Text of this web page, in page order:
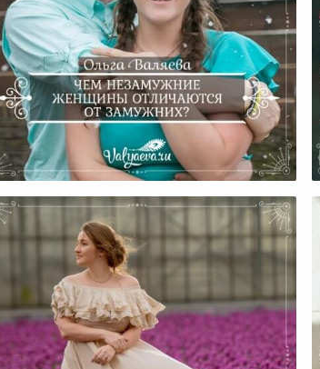
Чем Незамужние Женщины
Отличаются От Замужних?